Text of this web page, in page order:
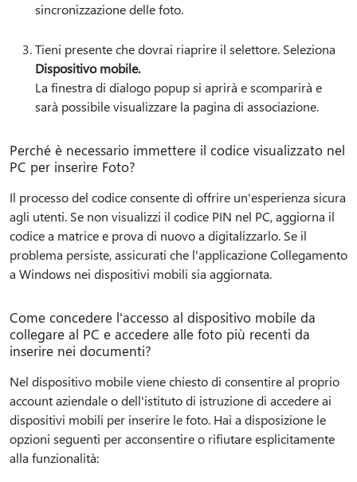
sincronizzazione delle foto.
Tieni presente che dovrai riaprire il selettore. Seleziona
Dispositivo mobile.
La finestra di dialogo popup si aprirà e scomparirà e
sarà possibile visualizzare la pagina di associazione.
Perché è necessario immettere il codice visualizzato nel
PC per inserire Foto?
Il processo del codice consente di offrire un'esperienza sicura
agli utenti. Se non visualizzi il codice PIN nel PC, aggiorna il
codice a matrice e prova di nuovo a digitalizzarlo. Se il
problema persiste, assicurati che l'applicazione Collegamento
a Windows nei dispositivi mobili sia aggiornata.
Come concedere l'accesso al dispositivo mobile da
collegare al PC e accedere alle foto più recenti da
inserire nei documenti?
Nel dispositivo mobile viene chiesto di consentire al proprio
account aziendale o dell'istituto di istruzione di accedere ai
dispositivi mobili per inserire le foto. Hai a disposizione le
opzioni seguenti per acconsentire o rifiutare esplicitamente
alla funzionalità: